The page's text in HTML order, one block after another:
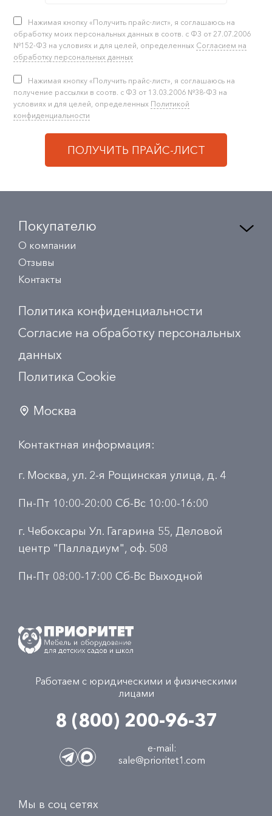
Нажимая кнопку «Получить прайс-лист», я соглашаюсь на
обработку моих персональных данных в соотв. с ФЗ от 27.07.2006
№152-ФЗ на условиях и для целей, определенных Согласием на
обработку персональных данных
Нажимая кнопку «Получить прайс-лист», я соглашаюсь на
получение рассылки в соотв. с ФЗ от 13.03.2006 №38-ФЗ на
условиях и для целей, определенных Политикой
конфиденциальности
ПОЛУЧИТЬ ПРАЙС-ЛИСТ
Покупателю
О компании
Отзывы
Контакты
Политика конфиденциальности
Согласие на обработку персональных
данных
Политика Сookie
Москва
Контактная информация:
г. Москва, ул. 2-я Рощинская улица, д. 4
Пн-Пт 10:00-20:00 Сб-Вс 10:00-16:00
г. Чебоксары Ул. Гагарина 55, Деловой
центр "Палладиум", оф. 508
Пн-Пт 08:00-17:00 Сб-Вс Выходной
Работаем с юридическими и физическими
лицами
8 (800) 200-96-37
e-mail:
sale@prioritet1.com
Мы в соц сетях